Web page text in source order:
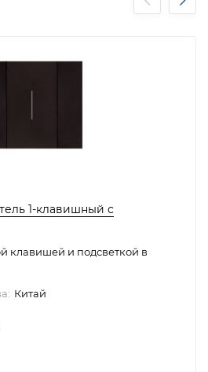
1-клавишный с
клавишей и подсветкой в
Китай